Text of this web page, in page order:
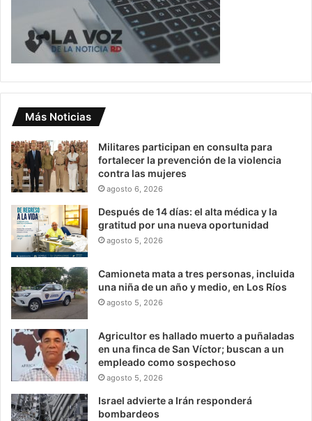
Más Noticias
Militares participan en consulta para
fortalecer la prevención de la violencia
contra las mujeres
agosto 6, 2026
Después de 14 días: el alta médica y la
gratitud por una nueva oportunidad
agosto 5, 2026
Camioneta mata a tres personas, incluida
una niña de un año y medio, en Los Ríos
agosto 5, 2026
Agricultor es hallado muerto a puñaladas
en una finca de San Víctor; buscan a un
empleado como sospechoso
agosto 5, 2026
Israel advierte a Irán responderá
bombardeos